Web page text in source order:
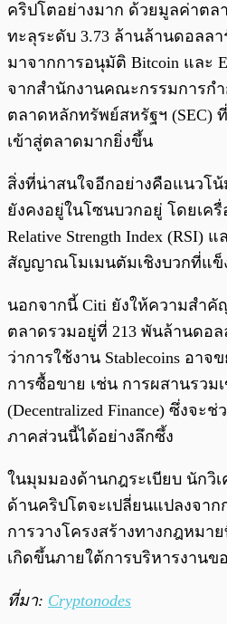
คริปโตอย่างมาก ด้วยมูลค่าตล
ทะลุระดับ 3.73 ล้านล้านดอลล
มาจากการอนุมัติ Bitcoin และ
จากสำนักงานคณะกรรมการก
ตลาดหลักทรัพย์สหรัฐฯ (SEC)
เข้าสู่ตลาดมากยิ่งขึ้น
สิ่งที่น่าสนใจอีกอย่างคือแนวโ
ยังคงอยู่ในโซนบวกอยู่ โดยเครื่
Relative Strength Index (RSI)
สัญญาณโมเมนตัมเชิงบวกที่แข็
นอกจากนี้ Citi ยังให้ความสำคั
ตลาดรวมอยู่ที่ 213 พันล้านดอ
ว่าการใช้งาน Stablecoins อา
การซื้อขาย เช่น การผสานรวม
(Decentralized Finance) ซึ่งจะ
ภาคส่วนนี้ได้อย่างลึกซึ้ง
ในมุมมองด้านกฎระเบียบ นักวิเ
ด้านคริปโตจะเปลี่ยนแปลงจาก
การวางโครงสร้างทางกฎหมา
เกิดขึ้นภายใต้การบริหารงานข
ที่มา: Cryptonodes